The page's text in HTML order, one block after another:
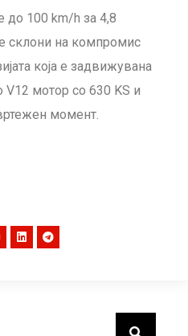
до 100 km/h за 4,8
склони на компромис
која е задвижувана
V12 мотор со 630 KS и
момент.